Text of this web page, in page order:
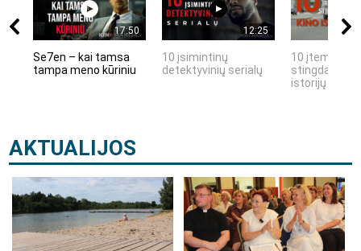
17:50
Se7en – kai tamsa
tampa meno kūriniu
12:25
10 įsimintinų
detektyvinių serialų
10 įtemptų,
stingdančių
istorijų
AKTUALIJOS